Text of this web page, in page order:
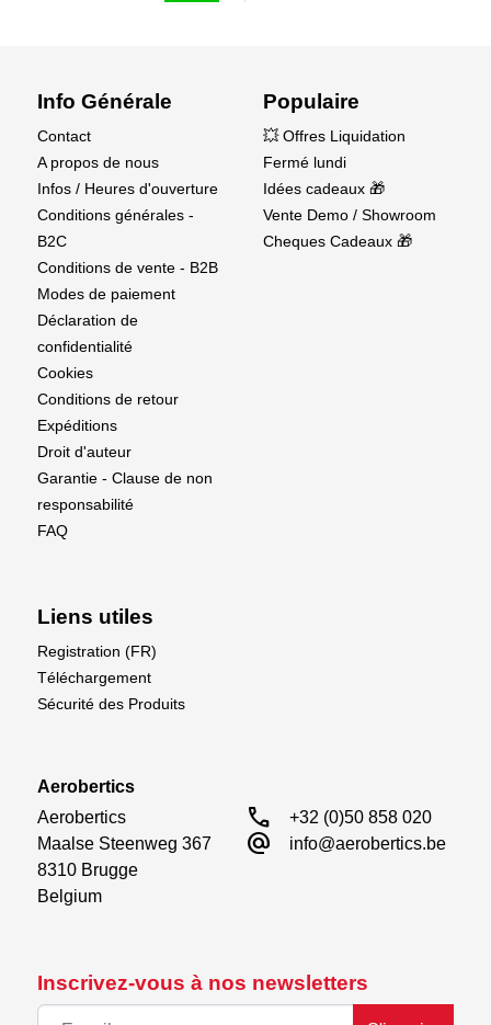
Inscrivez-vous à nos newsletters
Info Générale
Contact
A propos de nous
Infos / Heures d'ouverture
Conditions générales -
B2C
Conditions de vente - B2B
Modes de paiement
Déclaration de
confidentialité
Cookies
Conditions de retour
Expéditions
Droit d'auteur
Garantie - Clause de non
responsabilité
FAQ
Populaire
💥 Offres Liquidation
Fermé lundi
Idées cadeaux 🎁
Vente Demo / Showroom
Cheques Cadeaux 🎁
Liens utiles
Registration (FR)
Téléchargement
Sécurité des Produits
Aerobertics
Aerobertics
Maalse Steenweg 367
8310 Brugge
Belgium
call +32 (0)50 858 020
alternate_email info@aerobertics.be